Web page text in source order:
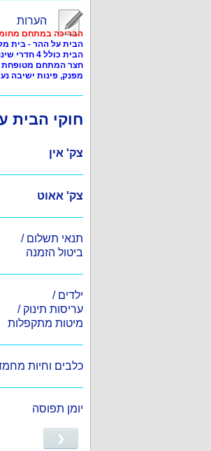
הערות
הבריכה במתחם
הבית על ההר - בית
הבית כולל 4 חדרי שינה מרווחים ומעוצבים, סלון משקיף לנוף, מטבח מאובזר קומפלט ופינת אוכל.
חצר המתחם מטופחת
מפנק, פינות ישיבה
חוקי הבית
צק' אין
צק' אאוט
תנאי תשלום /
ביטול הזמנה
ילדים /
עריסות תינוק /
מיטות מתקפלות
כלבים וחיות
יומן תפוסה
❮